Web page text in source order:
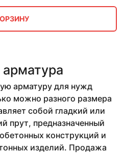
арматуру для нужд
можно разного размера
собой гладкий или
прут, предназначенный
конструкций и
изделий. Продажа